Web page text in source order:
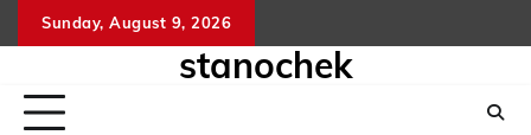
to
Sunday, August 9, 2026
stanochek